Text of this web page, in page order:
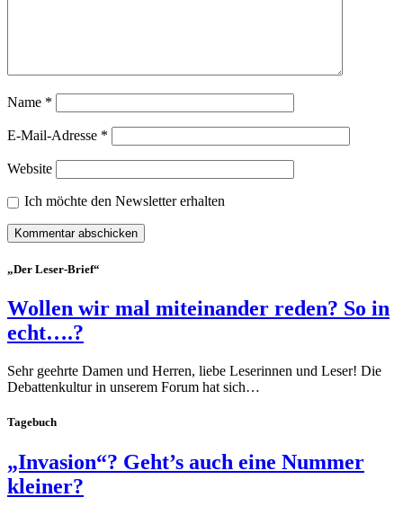
Name *
E-Mail-Adresse *
Website
Ich möchte den Newsletter erhalten
„Der Leser-Brief“
Wollen wir mal miteinander reden? So in
echt….?
Sehr geehrte Damen und Herren, liebe Leserinnen und Leser! Die
Debattenkultur in unserem Forum hat sich…
Tagebuch
„Invasion“? Geht’s auch eine Nummer
kleiner?